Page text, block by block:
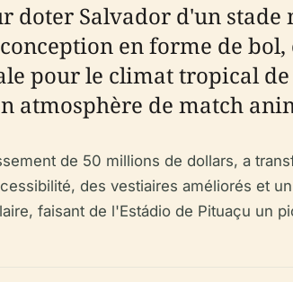
doter Salvador d'un
en forme de
pour le climat tropical de
atmosphère de match
de 50 millions de dollars, a
des vestiaires améliorés et
faisant de l'Estádio de Pituaçu un